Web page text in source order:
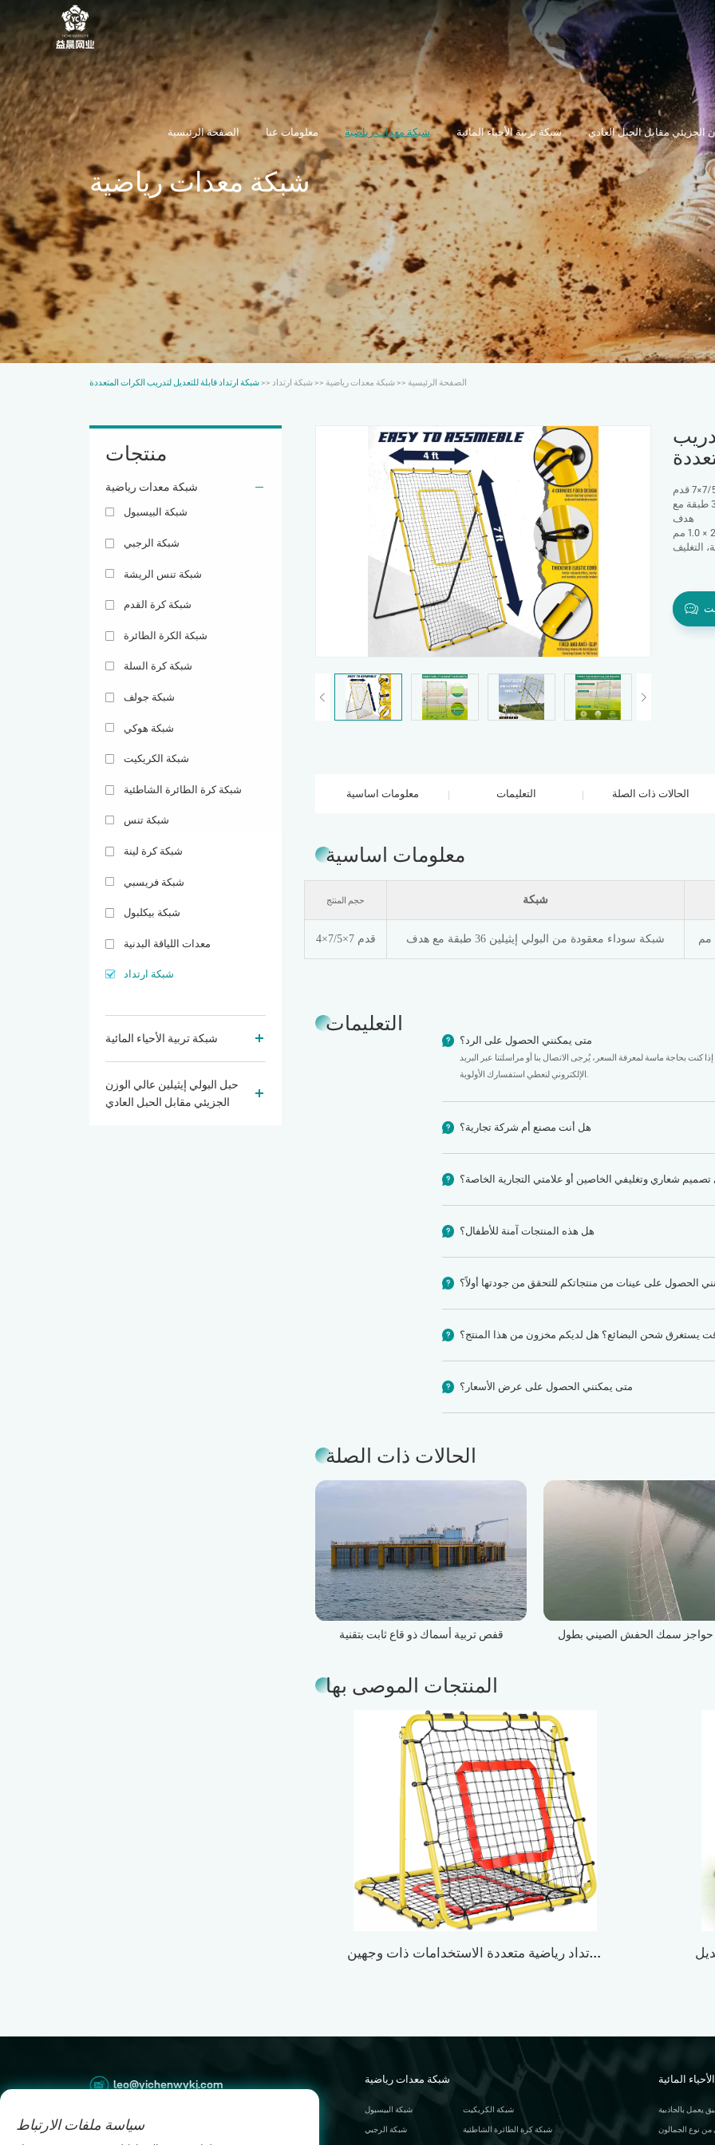
الصفحة الرئيسية
الصفحة الرئيسية
معلومات عنا
معلومات عنا
شبكة معدات رياضية
شبكة معدات رياضية شبكة تربية الأحياء المائية
شبكة تربية الأحياء المائية
الجزيئي مقابل الحبل العادي
الجزيئي مقابل الحبل العادي
شبكة معدات رياضية
الصفحة الرئيسية >>شبكة معدات رياضية >>شبكة ارتداد >>شبكة ارتداد قابلة للتعديل لتدريب الكرات المتعددة
منتجات
شبكة معدات رياضية
شبكة البيسبول
شبكة الرجبي
شبكة تنس الريشة
شبكة كرة القدم
شبكة الكرة الطائرة
شبكة كرة السلة
شبكة جولف
شبكة هوكي
شبكة الكريكيت
شبكة كرة الطائرة الشاطئية
شبكة تنس
شبكة كرة لينة
شبكة فريسبي
شبكة بيكلبول
معدات اللياقة البدنية
شبكة ارتداد
شبكة تربية الأحياء المائية
حبل البولي إيثيلين عالي الوزن
الجزيئي مقابل الحبل العادي
الشبكة: شبكة سوداء معقودة من البولي إيثيلين مكونة من 36 طبقة مع
هدف
التغليف
معلومات اساسية التعليمات الحالات ذات الصلة
معلومات اساسية
حجم المنتج شبكة
4×7/5×7 قدم شبكة سوداء معقودة من البولي إيثيلين 36 طبقة مع هدف
التعليمات
متى يمكنني الحصول على الرد؟
من استلام استفسارك. إذا كنت بحاجة ماسة لمعرفة السعر، يُرجى الاتصال بنا أو مراسلتنا عبر البريد
الإلكتروني لنعطي استفسارك الأولوية.
هل أنت مصنع أم شركة تجارية؟
شعاري وتغليفي الخاصين أو علامتي التجارية الخاصة؟
هل هذه المنتجات آمنة للأطفال؟
المغلقة والمفتوحة.
الحصول على عينات من منتجاتكم للتحقق من جودتها أولاً؟
فسيتم احتساب رسوم على العينة، وسيتم رد المبلغ بعد تقديم الطلب.
يستغرق شحن البضائع؟ هل لديكم مخزون من هذا المنتج؟
متى يمكنني الحصول على عرض الأسعار؟
الحالات ذات الصلة
قفص تربية أسماك ذو قاع ثابت بتقنية
سمك الحفش الصيني بطول
المنتجات الموصى بها
شبكة ارتداد متعددة الرياضات بزاوية قابلة للتعديل ΙΙ
leo@yichenwykj.com شبكة معدات رياضية
شبكة البيسبول
شبكة الرجبي
شبكة الكريكيت
شبكة كرة الطائرة الشاطئية
المائية
يعمل بالجاذبية
نوع الجمالون سياسة ملفات الارتباط